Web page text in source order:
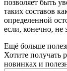
позволяет быть
таких составов
определенной
если, конечно, не
Ещё больше
Хотите получать
новинках и